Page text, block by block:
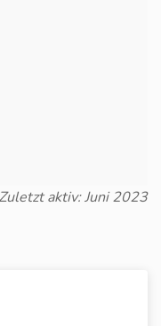
Zuletzt aktiv: Juni 2023